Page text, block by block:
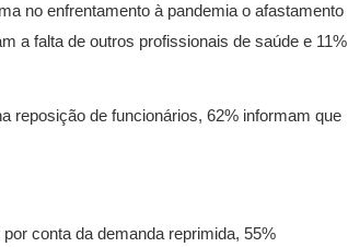
no enfrentamento à pandemia o afastamento
a falta de outros profissionais de saúde e 11%
reposição de funcionários, 62% informam que
conta da demanda reprimida, 55%